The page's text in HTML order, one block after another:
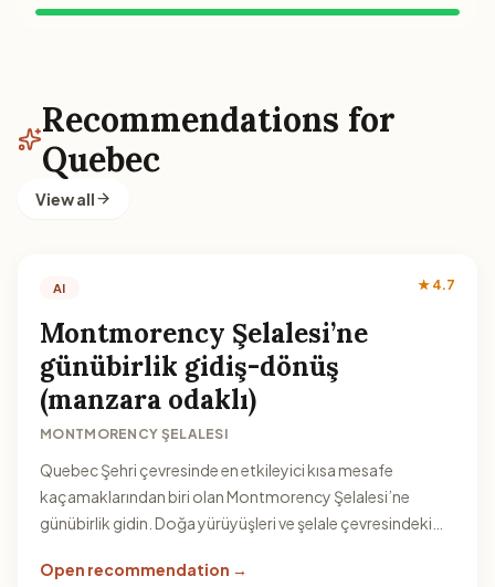
Recommendations for
Quebec
View all
AI ★ 4.7
Montmorency Şelalesi’ne
günübirlik gidiş-dönüş
(manzara odaklı)
MONTMORENCY ŞELALESI
Quebec Şehri çevresinde en etkileyici kısa mesafe
kaçamaklarından biri olan Montmorency Şelalesi’ne
günübirlik gidin. Doğa yürüyüşleri ve şelale çevresindeki
ara verebilirsiniz.
Open recommendation →